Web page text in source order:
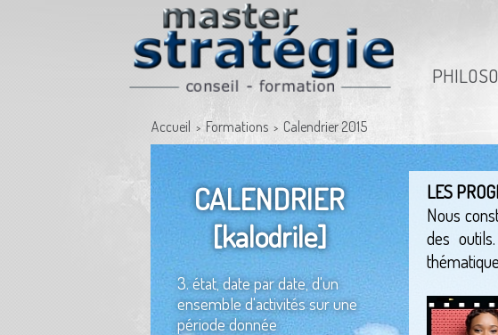
Accueil >Formations > Calendrier 2015
CALENDRIER
[kalodrile]
3. état, date par date, d'un
ensemble d'activités sur une
période donnée
LES
Nous
des